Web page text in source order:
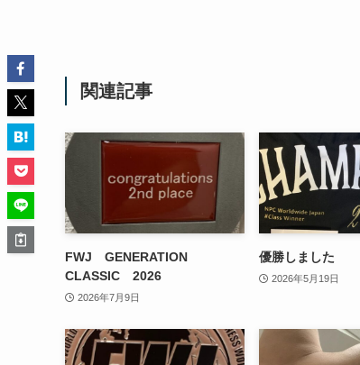
関連記事
FWJ GENERATION
CLASSIC 2026
2026年7月9日
優勝しました
2026年5月19日